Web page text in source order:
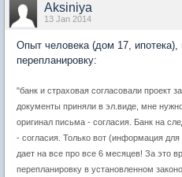
Aksiniya
13 Jan 2014
Опыт человека (дом 17,
перепланировку:
"банк и страховая согласовали проект
документы приняли в эл.виде, мне
оригинал письма - согласия. Банк на
- согласия. Только вот (информация для
дает на все про все 6 месяцев! За это
перепланировку в установленном